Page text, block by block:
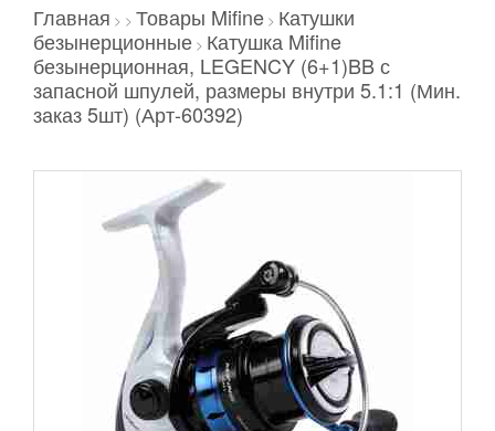
Главная > > Товары Mifine > Катушки
безынерционные > Катушка Mifine
безынерционная, LEGENCY (6+1)BB с
запасной шпулей, размеры внутри 5.1:1 (Мин.
заказ 5шт) (Арт-60392)